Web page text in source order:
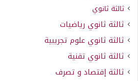
ثالثة ثانوي
ثالثة ثانوي رياضيات
ثالثة ثانوي علوم تجريبية
ثالثة ثانوي تقنية
ثالثة إقتصاد و تصرف